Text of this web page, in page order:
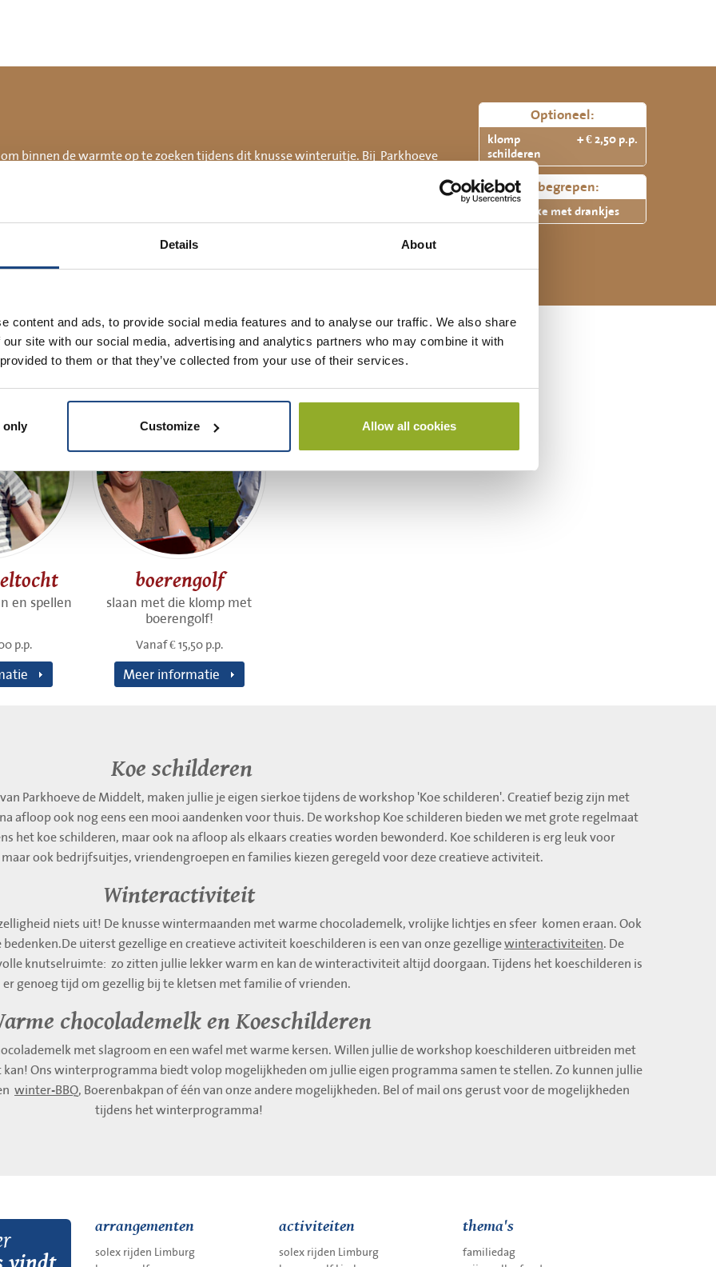
Details About
content and ads, to provide social media features and to analyse our traffic. We also share
site with our social media, advertising and analytics partners who may combine it with
to them or that they’ve collected from your use of their services.
only Customize Allow all cookies
binnen de warmte op te zoeken tijdens dit knusse winteruitje. Bij Parkhoeve
en koffie of thee. Alle materialen staan klaar, zodat jullie na de uitleg
de koeien naar eigen smaak geschilderd. Na het drogen worden de
koe? Die gaat natuurlijk mee naar huis!
Optioneel:
klomp
schilderen
+ € 2,50 p.p.
Inbegrepen:
boerencake met drankjes
en spellen
p.p.
boerengolf
slaan met die klomp met
boerengolf!
Vanaf € 15,50 p.p.
Meer informatie
Koe schilderen
Parkhoeve de Middelt, maken jullie je eigen sierkoe tijdens de workshop 'Koe schilderen'. Creatief bezig zijn met
afloop ook nog eens een mooi aandenken voor thuis. De workshop Koe schilderen bieden we met grote regelmaat
het koe schilderen, maar ook na afloop als elkaars creaties worden bewonderd. Koe schilderen is erg leuk voor
ook bedrijfsuitjes, vriendengroepen en families kiezen geregeld voor deze creatieve activiteit.
Winteractiviteit
niets uit! De knusse wintermaanden met warme chocolademelk, vrolijke lichtjes en sfeer komen eraan. Ook
uiterst gezellige en creatieve activiteit koeschilderen is een van onze gezelligewinteractiviteiten. De
knutselruimte: zo zitten jullie lekker warm en kan de winteractiviteit altijd doorgaan. Tijdens het koeschilderen is
er genoeg tijd om gezellig bij te kletsen met familie of vrienden.
chocolademelk en Koeschilderen
met slagroom en een wafel met warme kersen. Willen jullie de workshop koeschilderen uitbreiden met
Ons winterprogramma biedt volop mogelijkheden om jullie eigen programma samen te stellen. Zo kunnen jullie
winter-BBQ, Boerenbakpan of één van onze andere mogelijkheden. Bel of mail ons gerust voor de mogelijkheden
tijdens het winterprogramma!
arrangementen
solex rijden Limburg
activiteiten
solex rijden Limburg
thema's
familiedag